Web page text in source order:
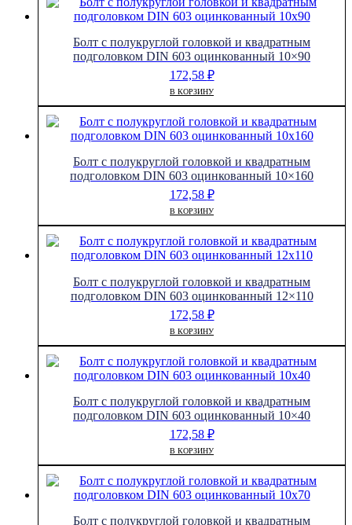
Болт с полукруглой головкой и квадратным
подголовком DIN 603 оцинкованный 10×90
172,58 ₽
В КОРЗИНУ
Болт с полукруглой головкой и квадратным
подголовком DIN 603 оцинкованный 10×160
172,58 ₽
В КОРЗИНУ
Болт с полукруглой головкой и квадратным
подголовком DIN 603 оцинкованный 12×110
172,58 ₽
В КОРЗИНУ
Болт с полукруглой головкой и квадратным
подголовком DIN 603 оцинкованный 10×40
172,58 ₽
В КОРЗИНУ
Болт с полукруглой головкой и квадратным